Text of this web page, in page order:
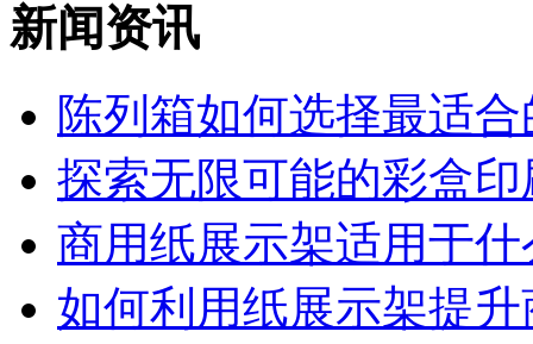
新闻资讯
陈列箱如何选择最适
探索无限可能的彩盒
商用纸展示架适用于什
如何利用纸展示架提升